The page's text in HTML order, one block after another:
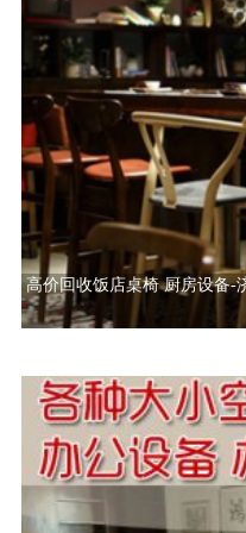
高价回收饭店桌椅 厨房设备-